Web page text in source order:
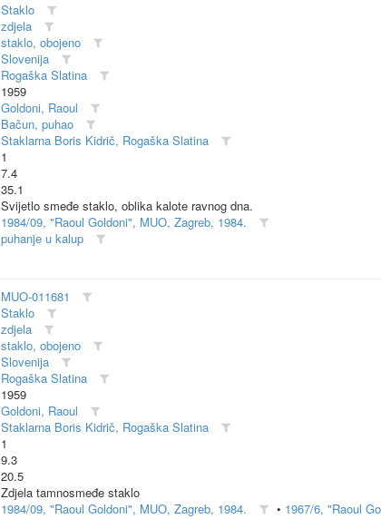
Staklo
zdjela
staklo, obojeno
Slovenija
Rogaška Slatina
1959
Goldoni, Raoul
Bačun, puhao
Staklarna Boris Kidrič, Rogaška Slatina
1
7.4
35.1
Svijetlo smeđe staklo, oblika kalote ravnog dna.
1984/09, "Raoul Goldoni", MUO, Zagreb, 1984.
puhanje u kalup
MUO-011681
Staklo
zdjela
staklo, obojeno
Slovenija
Rogaška Slatina
1959
Goldoni, Raoul
Staklarna Boris Kidrič, Rogaška Slatina
1
9.3
20.5
Zdjela tamnosmeđe staklo
1984/09, "Raoul Goldoni", MUO, Zagreb, 1984. • 1967/6, "Raoul